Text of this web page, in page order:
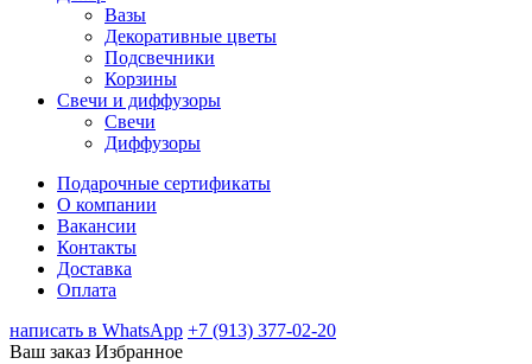
Вазы
Декоративные цветы
Подсвечники
Корзины
Свечи и диффузоры
Свечи
Диффузоры
Подарочные сертификаты
О компании
Вакансии
Контакты
Доставка
Оплата
написать в WhatsApp +7 (913) 377-02-20
Ваш заказ Избранное